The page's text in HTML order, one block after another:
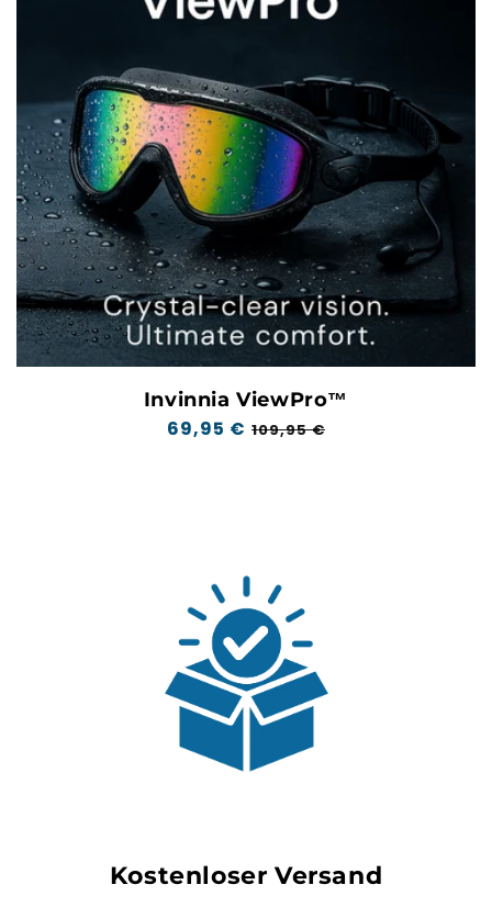
Invinnia ViewPro™
Regulärer
69,95 € Aktionspreis
109,95 €
Kostenloser Versand